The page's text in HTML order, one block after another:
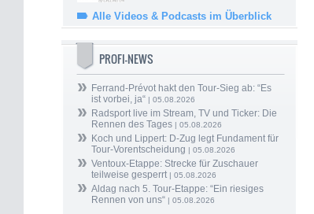
Alle Videos & Podcasts im Überblick
PROFI-NEWS
Ferrand-Prévot hakt den Tour-Sieg ab: “Es
ist vorbei, ja“ | 05.08.2026
Radsport live im Stream, TV und Ticker: Die
Rennen des Tages | 05.08.2026
Koch und Lippert: D-Zug legt Fundament für
Tour-Vorentscheidung | 05.08.2026
Ventoux-Etappe: Strecke für Zuschauer
teilweise gesperrt| 05.08.2026
Aldag nach 5. Tour-Etappe: “Ein riesiges
Rennen von uns“ | 05.08.2026